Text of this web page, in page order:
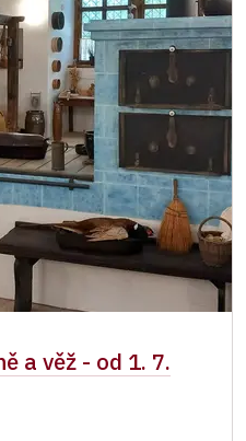
a věž - od 1. 7.